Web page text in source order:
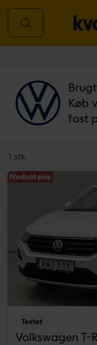
Køb
fast
1 stk.
Nedsat pris
Testet
Volkswagen T-